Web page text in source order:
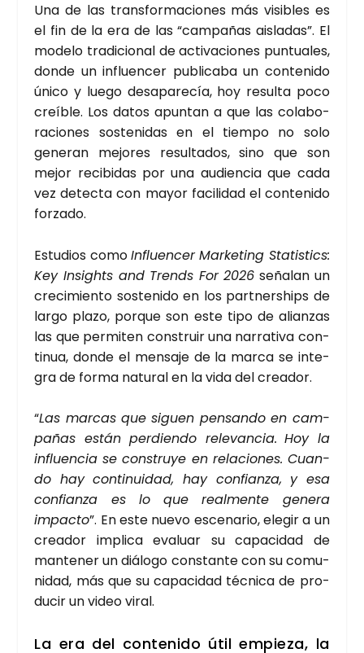
Una de las trans­for­ma­cio­nes más visi­bles es
el fin de la era de las “cam­pa­ñas ais­la­das”. El
mode­lo tra­di­cio­nal de acti­va­cio­nes pun­tua­les,
don­de un influen­cer publi­ca­ba un con­te­ni­do
úni­co y lue­go des­apa­re­cía, hoy resul­ta poco
creí­ble. Los datos apun­tan a que las cola­bo­
ra­cio­nes sos­te­ni­das en el tiem­po no solo
gene­ran mejo­res resul­ta­dos, sino que son
mejor reci­bi­das por una audien­cia que cada
vez detec­ta con mayor faci­li­dad el con­te­ni­do
for­za­do.
Estu­dios comoInfluen­cer Mar­ke­ting Sta­tis­tics:
Key Insights and Trends For 2026 seña­lan un
cre­ci­mien­to sos­te­ni­do en los part­nerships de
lar­go pla­zo, por­que son este tipo de alian­zas
las que per­mi­ten cons­truir una narra­ti­va con­
ti­nua, don­de el men­sa­je de la mar­ca se inte­
gra de for­ma natu­ral en la vida del crea­dor.
“Las mar­cas que siguen pen­san­do en cam­
pa­ñas están per­dien­do rele­van­cia. Hoy la
influen­cia se cons­tru­ye en rela­cio­nes. Cuan­
do hay con­ti­nui­dad, hay con­fian­za, y esa
con­fian­za es lo que real­men­te gene­ra
impac­to”. En este nue­vo esce­na­rio, ele­gir a un
crea­dor impli­ca eva­luar su capa­ci­dad de
man­te­ner un diá­lo­go cons­tan­te con su comu­
ni­dad, más que su capa­ci­dad téc­ni­ca de pro­
du­cir un video viral.
La era del con­te­ni­do útil empie­za, la